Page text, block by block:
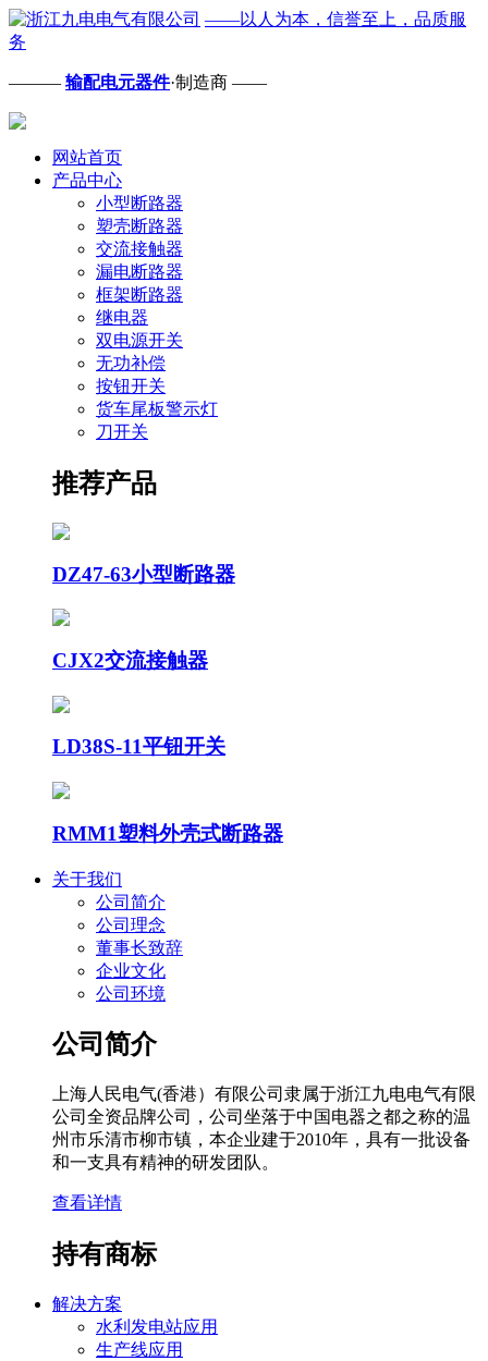
——以人为本，信誉至上，品质服
务
——— 输配电元器件·制造商 ——
网站首页
产品中心
小型断路器
塑壳断路器
交流接触器
漏电断路器
框架断路器
继电器
双电源开关
无功补偿
按钮开关
货车尾板警示灯
刀开关
推荐产品
DZ47-63小型断路器
CJX2交流接触器
LD38S-11平钮开关
RMM1塑料外壳式断路器
关于我们
公司简介
公司理念
董事长致辞
企业文化
公司环境
公司简介
上海人民电气(香港）有限公司隶属于浙江九电电气有限
公司全资品牌公司，公司坐落于中国电器之都之称的温
州市乐清市柳市镇，本企业建于2010年，具有一批设备
和一支具有精神的研发团队。
查看详情
持有商标
解决方案
水利发电站应用
生产线应用